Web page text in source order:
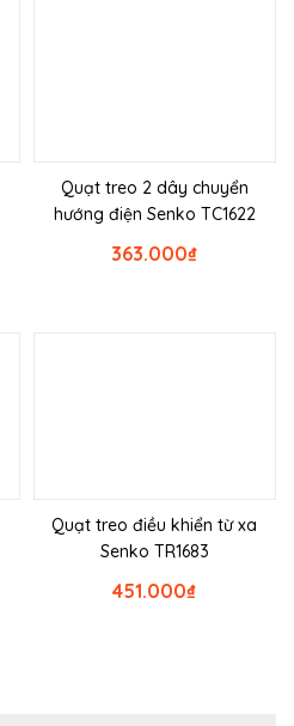
Quạt treo 2 dây chuyển
hướng điện Senko TC1622
₫
363.000
Quạt treo điều khiển từ xa
Senko TR1683
₫
451.000